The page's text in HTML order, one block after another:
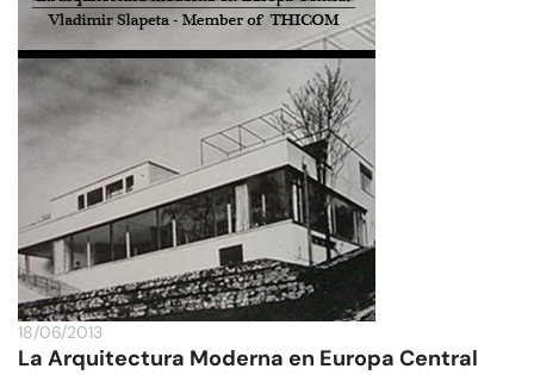
18/06/2013
La Arquitectura Moderna en Europa Central